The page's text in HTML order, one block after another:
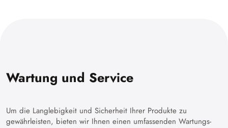
Wartung und Service
Um die Langlebigkeit und Sicherheit Ihrer Produkte zu
gewährleisten, bieten wir Ihnen einen umfassenden Wartungs-